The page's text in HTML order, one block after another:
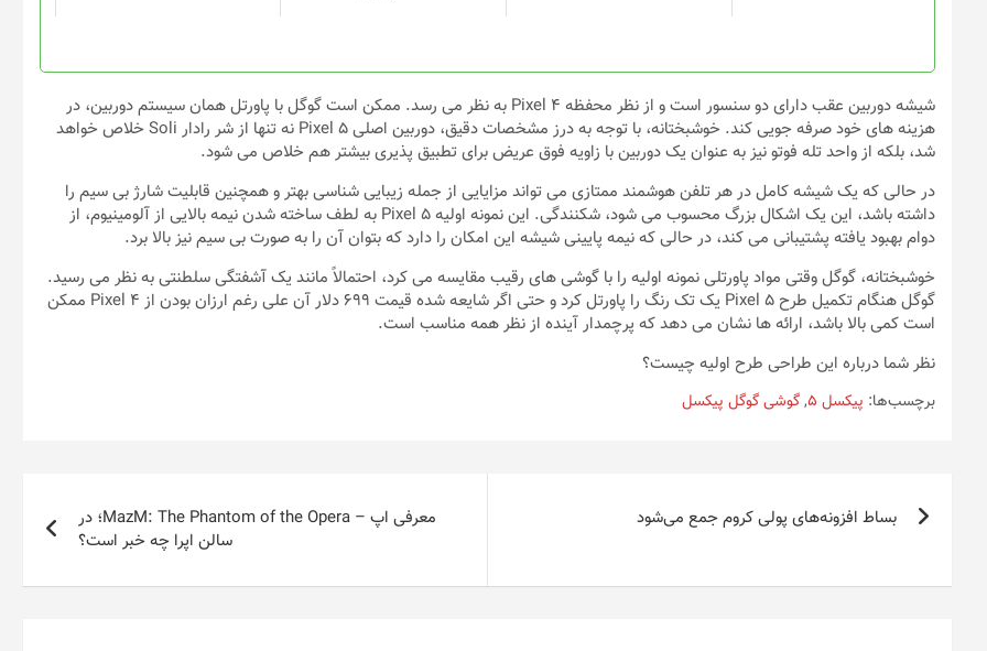
محصول
انتخاب
شوند
شیشه دوربین عقب دارای دو سنسور است و از نظر محفظه Pixel 4 به نظر می رسد. ممکن است گوگل با پاورتل همان سیستم دوربین، در
هزینه های خود صرفه جویی کند. خوشبختانه، با توجه به درز مشخصات دقیق، دوربین اصلی Pixel 5 نه تنها از شر رادار Soli خلاص خواهد
شد، بلکه از واحد تله فوتو نیز به عنوان یک دوربین با زاویه فوق عریض برای تطبیق پذیری بیشتر هم خلاص می شود.
در حالی که یک شیشه کامل در هر تلفن هوشمند ممتازی می تواند مزایایی از جمله زیبایی شناسی بهتر و همچنین قابلیت شارژ بی سیم را
داشته باشد، این یک اشکال بزرگ محسوب می شود، شکنندگی. این نمونه اولیه Pixel 5 به لطف ساخته شدن نیمه بالایی از آلومینیوم، از
دوام بهبود یافته پشتیبانی می کند، در حالی که نیمه پایینی شیشه این امکان را دارد که بتوان آن را به صورت بی سیم نیز بالا برد.
خوشبختانه، گوگل وقتی مواد پاورتلی نمونه اولیه را با گوشی های رقیب مقایسه می کرد، احتمالاً مانند یک آشفتگی سلطنتی به نظر می رسید.
گوگل هنگام تکمیل طرح Pixel 5 یک تک رنگ را پاورتل کرد و حتی اگر شایعه شده قیمت 699 دلار آن علی رغم ارزان بودن از Pixel 4 ممکن
است کمی بالا باشد، ارائه ها نشان می دهد که پرچمدار آینده از نظر همه مناسب است.
نظر شما درباره این طراحی طرح اولیه چیست؟
برچسب‌ها: پیکسل 5 ,گوشی گوگل پیکسل
راهبری
نوشتهبساط افزونه‌های پولی کروم جمع می‌شود
معرفی اپ – MazM: The Phantom of the Opera؛ در
سالن اپرا چه خبر است؟